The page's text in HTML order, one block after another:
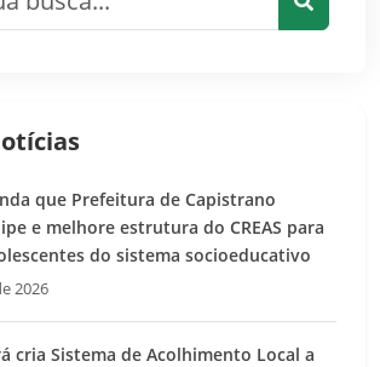
que Prefeitura de Capistrano
e melhore estrutura do CREAS para
do sistema socioeducativo
2026
cria Sistema de Acolhimento Local a